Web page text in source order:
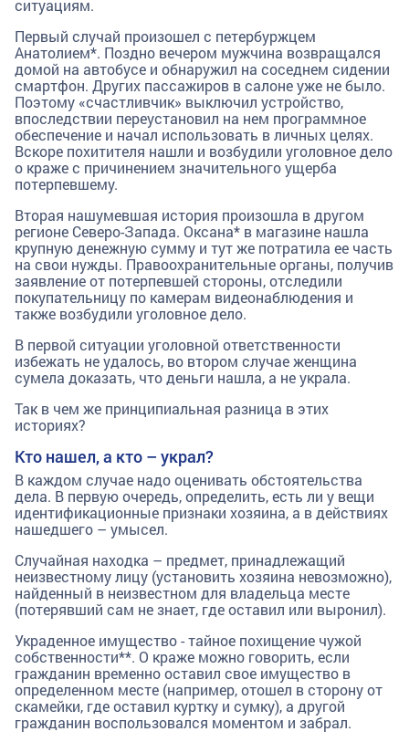
ситуациям.
Первый случай произошел с петербуржцем
Анатолием*. Поздно вечером мужчина возвращался
домой на автобусе и обнаружил на соседнем сидении
смартфон. Других пассажиров в салоне уже не было.
Поэтому «счастливчик» выключил устройство,
впоследствии переустановил на нем программное
обеспечение и начал использовать в личных целях.
Вскоре похитителя нашли и возбудили уголовное дело
о краже с причинением значительного ущерба
потерпевшему.
Вторая нашумевшая история произошла в другом
регионе Северо-Запада. Оксана* в магазине нашла
крупную денежную сумму и тут же потратила ее часть
на свои нужды. Правоохранительные органы, получив
заявление от потерпевшей стороны, отследили
покупательницу по камерам видеонаблюдения и
также возбудили уголовное дело.
В первой ситуации уголовной ответственности
избежать не удалось, во втором случае женщина
сумела доказать, что деньги нашла, а не украла.
Так в чем же принципиальная разница в этих
историях?
Кто нашел, а кто – украл?
В каждом случае надо оценивать обстоятельства
дела. В первую очередь, определить, есть ли у вещи
идентификационные признаки хозяина, а в действиях
нашедшего – умысел.
Случайная находка – предмет, принадлежащий
неизвестному лицу (установить хозяина невозможно),
найденный в неизвестном для владельца месте
(потерявший сам не знает, где оставил или выронил).
Украденное имущество - тайное похищение чужой
собственности**. О краже можно говорить, если
гражданин временно оставил свое имущество в
определенном месте (например, отошел в сторону от
скамейки, где оставил куртку и сумку), а другой
гражданин воспользовался моментом и забрал.